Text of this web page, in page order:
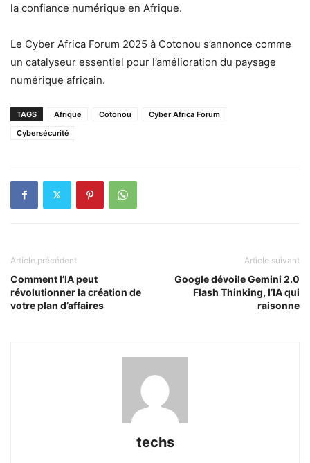
la confiance numérique en Afrique.
Le Cyber Africa Forum 2025 à Cotonou s’annonce comme
un catalyseur essentiel pour l’amélioration du paysage
numérique africain.
TAGS Afrique Cotonou
Cyber Africa Forum
Cybersécurité
Article précédent
Comment l’IA peut
révolutionner la création de
votre plan d’affaires
Article suivant
Google dévoile Gemini 2.0
Flash Thinking, l’IA qui
raisonne
techs